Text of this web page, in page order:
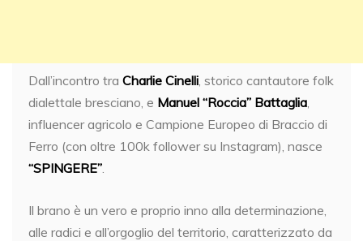
Dall’incontro tra Charlie Cinelli, storico cantautore folk
dialettale bresciano, e Manuel “Roccia” Battaglia,
influencer agricolo e Campione Europeo di Braccio di
Ferro (con oltre 100k follower su Instagram), nasce
“SPINGERE”.
Il brano è un vero e proprio inno alla determinazione,
alle radici e all’orgoglio del territorio, caratterizzato da